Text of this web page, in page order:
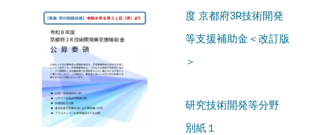
度 京都府3R技術開発
等支援補助金＜改訂版
＞
研究技術開発等分野
別紙１